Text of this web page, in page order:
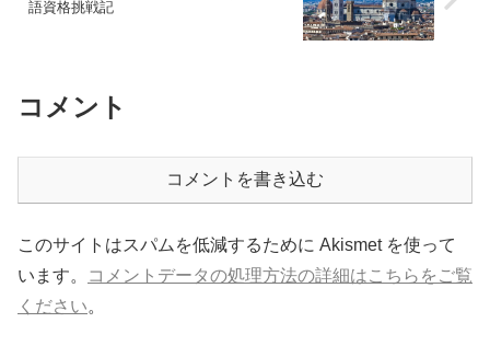
語資格挑戦記
コメント
コメントを書き込む
このサイトはスパムを低減するために Akismet を使って
います。
コメントデータの処理方法の詳細はこちらをご覧
ください。